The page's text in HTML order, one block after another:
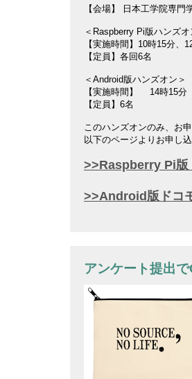
【会場】 日本工学院専
＜Raspberry Pi版ハンズオ
【実施時間】10時15分
【定員】各回6名
＜Android版ハンズオン＞
【実施時間】 14時15
【定員】6名
このハンズオンのみ、お
以下のページよりお申し込
>>Raspberry Pi版
>>Android版ドコ
アンケート提出